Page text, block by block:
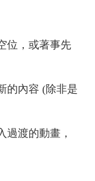
位，或著事先
的內容 (除非是
過渡的動畫，